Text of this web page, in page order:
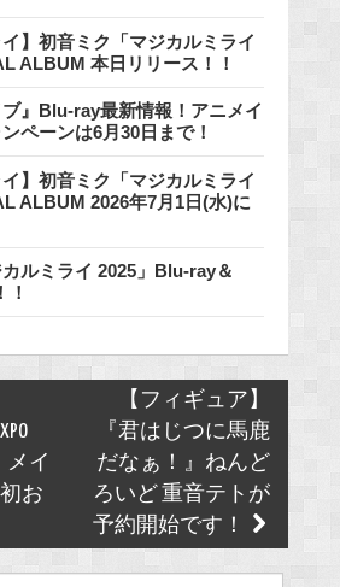
イ】初音ミク「マジカルミライ
ALBUM 本日リリース！！
ブ』Blu-ray最新情報！アニメイ
ペーンは6月30日まで！
イ】初音ミク「マジカルミライ
ALBUM 2026年7月1日(水)に
ルミライ 2025」Blu-ray＆
！
メイ
お
【フィギュア】
『君はじつに馬鹿
だなぁ！』ねんど
ろいど 重音テトが
予約開始です！